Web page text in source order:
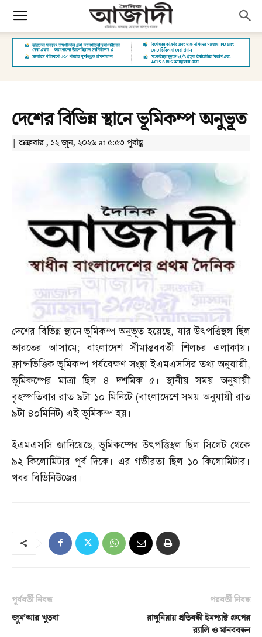
দেশের বিভিন্ন স্থানে ভূমিকম্প অনুভূত
| শুক্রবার , ১২ জুন, ২০২৬ at ৫:৫৩ পূর্বাহ্ণ
দেশের বিভিন্ন স্থানে ভূমিকম্প অনুভূত হয়েছে,যার উৎপত্তিস্থল ছিল
ভারতের আসামে;বাংলাদেশ সীমান্তববর্তী শিলচর এলাকায়।
ফ্রান্সভিত্তিক ভূমিকম্প পর্যবেক্ষণ সংস্থা ইএমএসসির তথ্য অনুযায়ী,
ভূমিকম্পের মাত্রা ছিল ৪ দশমিক ৫। স্থানীয় সময় অনুযায়ী
বৃহস্পতিবার রাত ৯টা ১০ মিনিটে (বাংলাদেশে সময় অনুযায়ী রাত
৯টা ৪০মিনিট) এই ভূমিকম্প হয়।
ইএমএসসি জানিয়েছে,ভূমিকম্পের উৎপত্তিস্থল ছিল সিলেট থেকে
৯২ কিলোমিটার পূর্ব দিকে। এর গভীরতা ছিল ১০ কিলোমিটার।
খবর বিডিনিউজের।
পূর্ববর্তী নিবন্ধ
জুম’আর খুতবা
পরবর্তী নিবন্ধ
রাঙ্গুনিয়ায় প্রতিবন্ধী ইমপ্যাক্ট গ্রুপের
র‌্যালি ও মানববন্ধন